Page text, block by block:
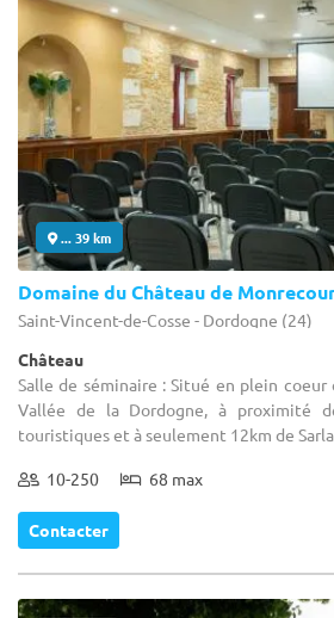
... 39 km
Domaine du Château de
Saint-Vincent-de-Cosse - Dordogne (24)
Château
Salle de séminaire : Situé en plein coeur
Vallée de la Dordogne, à proximité
touristiques et à seulement 12km de
10-250 68 max
Contacter